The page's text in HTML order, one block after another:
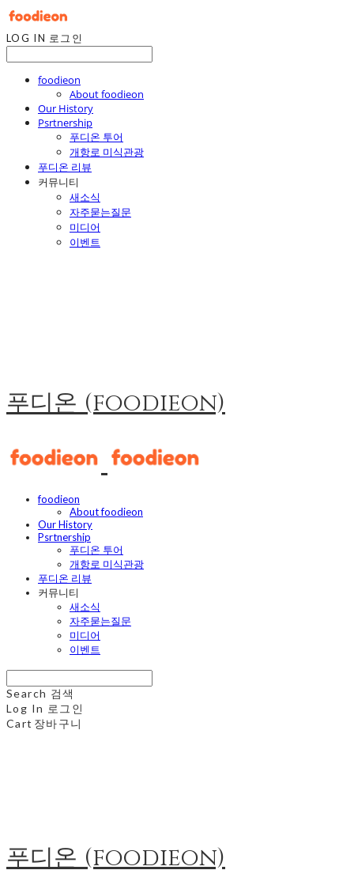
LOG IN 로그인
foodieon
About foodieon
Our History
Psrtnership
푸디온 투어
개항로 미식관광
푸디온 리뷰
커뮤니티
새소식
자주묻는질문
미디어
이벤트
푸디온 (foodieon)
foodieon
About foodieon
Our History
Psrtnership
푸디온 투어
개항로 미식관광
푸디온 리뷰
커뮤니티
새소식
자주묻는질문
미디어
이벤트
Search 검색
Log In 로그인
Cart 장바구니
푸디온 (foodieon)